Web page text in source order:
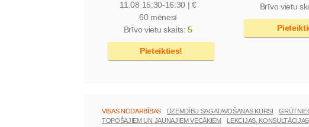
11.08 15:30-16:30 | €
60 mēnesī
Brīvo vietu skaits:5
Pieteikties!
Brīvo vietu
VISAS NODARBĪBAS DZEMDĪBU SAGATAVOŠANAS KURSI
TOPOŠAJIEM UN JAUNAJIEM VECĀKIEM
LEKCIJAS,